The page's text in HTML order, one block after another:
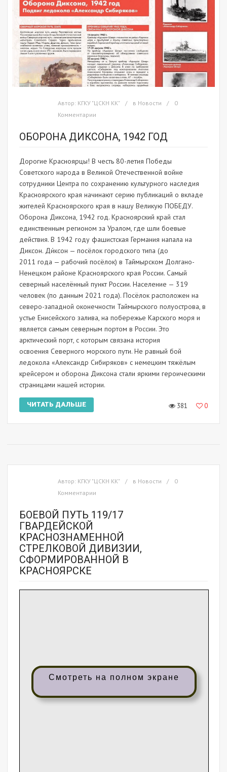
Автор: КГКУ "ЦСКН КК" в Новости
0
Комментарии
ОБОРОНА ДИКСОНА, 1942 ГОД
Дорогие Красноярцы! В честь 80-летия Победы
Советского народа в Великой Отечественной войне
сотрудники Центра по сохранению культурного наследия
Красноярского края начинают серию публикаций о вкладе
жителей Красноярского края в нашу Великую ПОБЕДУ.
Оборона Диксона, 1942 год. Красноярский край стал
единственным регионом за Уралом, где шли боевые
действия. В 1942 году фашистская Германия напала на
Диксон. Ди́ксон — посёлок городского типа (до
2011 года — рабочий посёлок) в Таймырском Долгано-
Ненецком районе Красноярского края России. Самый
северный населённый пункт России. Население — 319
человек (по данным 2021 года). Посёлок расположен на
северо-западной оконечности Таймырского полуострова, в
устье Енисейского залива, на побережье Карского моря и
является самым северным портом в России. Это
арктический порт, с которым связана история
освоения Северного морского пути. Не равный бой
ледокола «Александр Сибиряков» с немецким тяжёлым
крейсером и оборона Диксона стали яркими героическими
страницами нашей истории.
ЧИТАТЬ ДАЛЬШЕ 381 0
Автор: КГКУ "ЦСКН КК" в Новости
0
Комментарии
БОЕВОЙ ПУТЬ 119/17
ГВАРДЕЙСКОЙ
КРАСНОЗНАМЕННОЙ
СТРЕЛКОВОЙ ДИВИЗИИ,
СФОРМИРОВАННОЙ В
КРАСНОЯРСКЕ
Смотреть на полном экране